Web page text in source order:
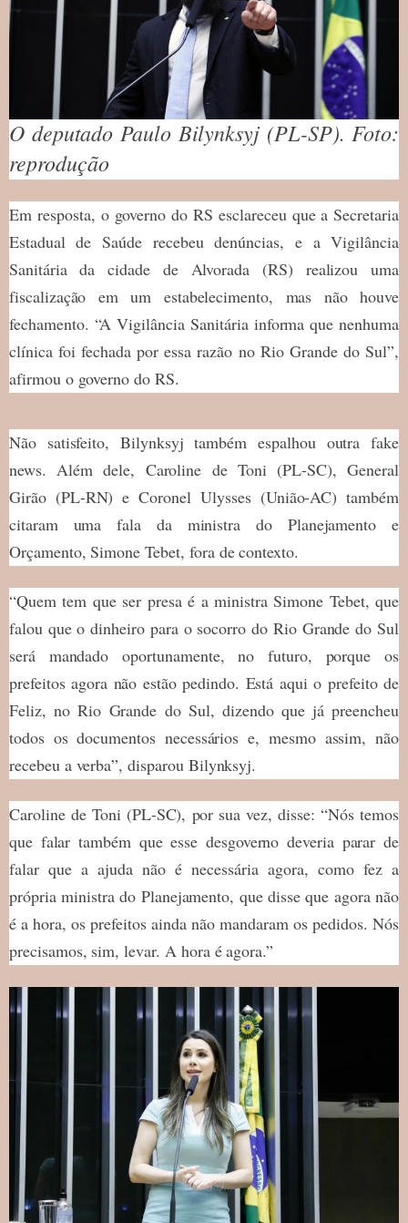
O deputado Paulo Bilynksyj (PL-SP). Foto:
reprodução
Em resposta, o governo do RS esclareceu que a Secretaria
Estadual de Saúde recebeu denúncias, e a Vigilância
Sanitária da cidade de Alvorada (RS) realizou uma
fiscalização em um estabelecimento, mas não houve
fechamento. “A Vigilância Sanitária informa que nenhuma
clínica foi fechada por essa razão no Rio Grande do Sul”,
afirmou o governo do RS.
Não satisfeito, Bilynksyj também espalhou outra fake
news. Além dele, Caroline de Toni (PL-SC), General
Girão (PL-RN) e Coronel Ulysses (União-AC) também
citaram uma fala da ministra do Planejamento e
Orçamento, Simone Tebet, fora de contexto.
“Quem tem que ser presa é a ministra Simone Tebet, que
falou que o dinheiro para o socorro do Rio Grande do Sul
será mandado oportunamente, no futuro, porque os
prefeitos agora não estão pedindo. Está aqui o prefeito de
Feliz, no Rio Grande do Sul, dizendo que já preencheu
todos os documentos necessários e, mesmo assim, não
recebeu a verba”, disparou Bilynksyj.
Caroline de Toni (PL-SC), por sua vez, disse: “Nós temos
que falar também que esse desgoverno deveria parar de
falar que a ajuda não é necessária agora, como fez a
própria ministra do Planejamento, que disse que agora não
é a hora, os prefeitos ainda não mandaram os pedidos. Nós
precisamos, sim, levar. A hora é agora.”